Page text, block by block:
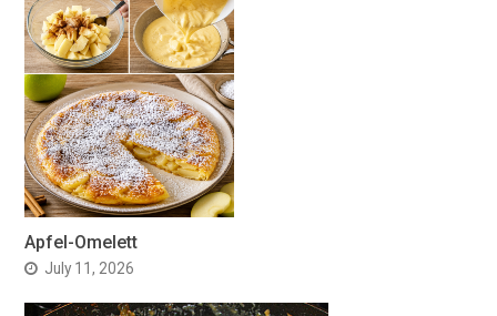
Apfel-Omelett
July 11, 2026